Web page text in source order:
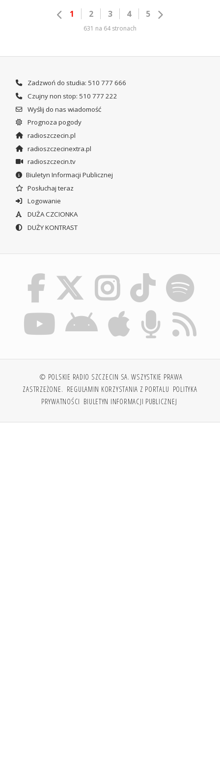
1 2 3 4 5
631 na 64 stronach
Zadzwoń do studia: 510 777 666
Czujny non stop: 510 777 222
Wyślij do nas wiadomość
Prognoza pogody
radioszczecin.pl
radioszczecinextra.pl
radioszczecin.tv
Biuletyn Informacji Publicznej
Posłuchaj teraz
Logowanie
DUŻA CZCIONKA
DUŻY KONTRAST
© POLSKIE RADIO SZCZECIN SA. WSZYSTKIE PRAWA
ZASTRZEŻONE. REGULAMIN KORZYSTANIA Z PORTALU POLITYKA
PRYWATNOŚCI BIULETYN INFORMACJI PUBLICZNEJ